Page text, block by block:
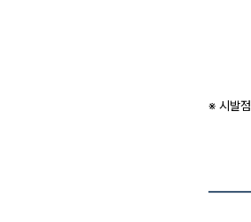
※ 시발